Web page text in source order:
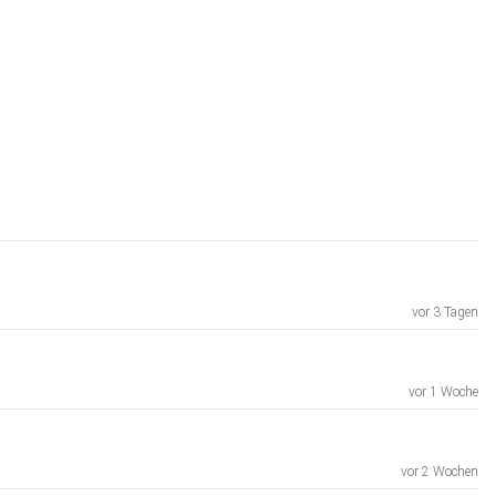
vor 3 Tagen
vor 1 Woche
vor 2 Wochen